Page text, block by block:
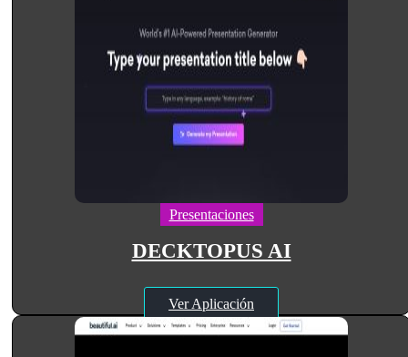
Presentaciones
DECKTOPUS AI
Ver Aplicación